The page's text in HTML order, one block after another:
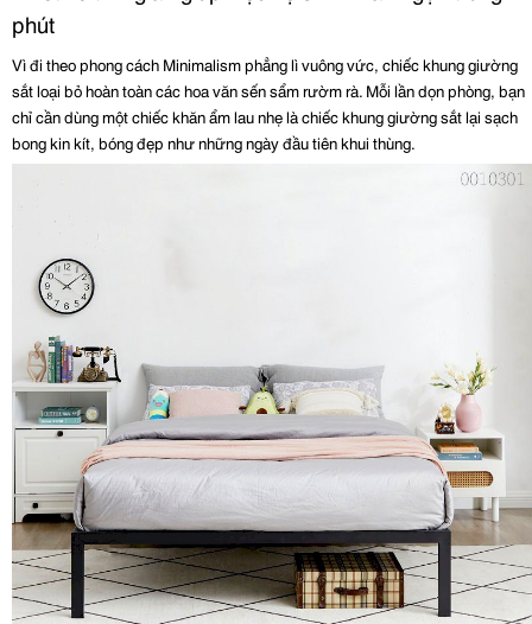
phút
Vì đi theo phong cách Minimalism phẳng lì vuông vức, chiếc khung giường
sắt loại bỏ hoàn toàn các hoa văn sến sẩm rườm rà. Mỗi lần dọn phòng, bạn
chỉ cần dùng một chiếc khăn ẩm lau nhẹ là chiếc khung giường sắt lại sạch
bong kin kít, bóng đẹp như những ngày đầu tiên khui thùng.